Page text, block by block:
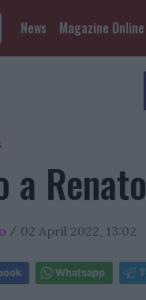
News Magazine Online
a
/ 02 April 2022, 13:02
Whatsapp